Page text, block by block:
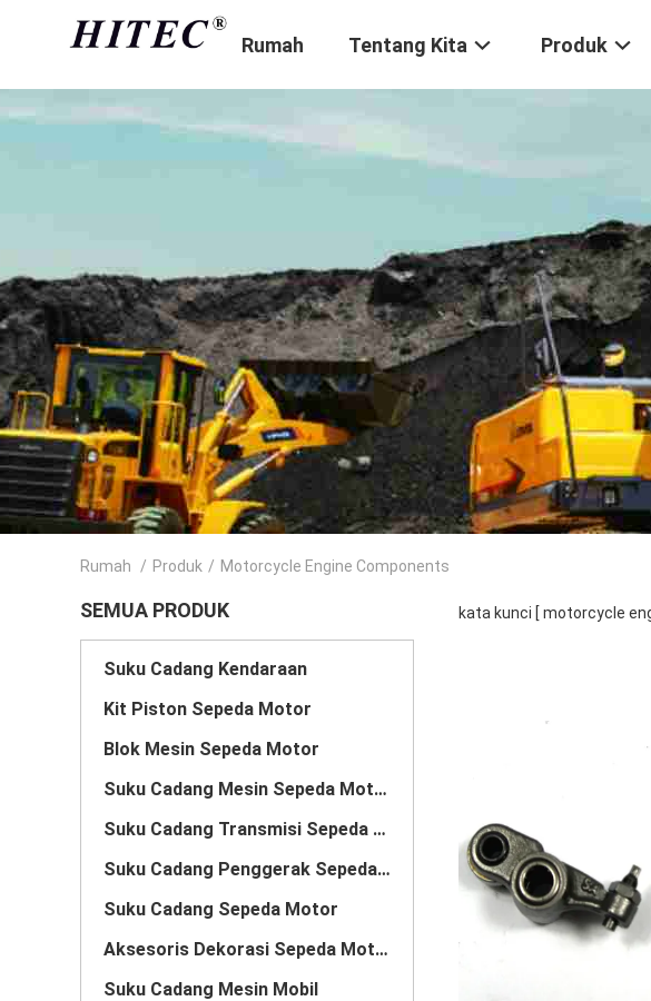
Rumah Tentang Kita Produk
Rumah / Produk / Motorcycle Engine Components
SEMUA PRODUK
Suku Cadang Kendaraan
Kit Piston Sepeda Motor
Blok Mesin Sepeda Motor
Suku Cadang Mesin Sepeda Motor
Suku Cadang Transmisi Sepeda Motor
Suku Cadang Penggerak Sepeda Motor
Suku Cadang Sepeda Motor
Aksesoris Dekorasi Sepeda Motor
Suku Cadang Mesin Mobil
kata kunci [ motorcycle